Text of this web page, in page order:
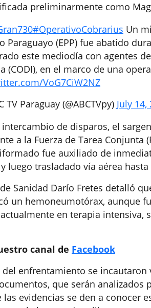
preliminarmente como
#OperativoCobrarius Un
Paraguayo (EPP) fue abatido
este mediodía con agentes
(CODI), en el marco de una
VoG7CiW2NZ
TV Paraguay (@ABCTVpy) July 14,
de disparos, el
a la Fuerza de Tarea
fue auxiliado de
luego trasladado vía aérea
Sanidad Darío Fretes detalló
un hemoneumotórax, aunque
en terapia intensiva,
canal de Facebook
del enfrentamiento se
que serán analizados
las evidencias se den a conocer